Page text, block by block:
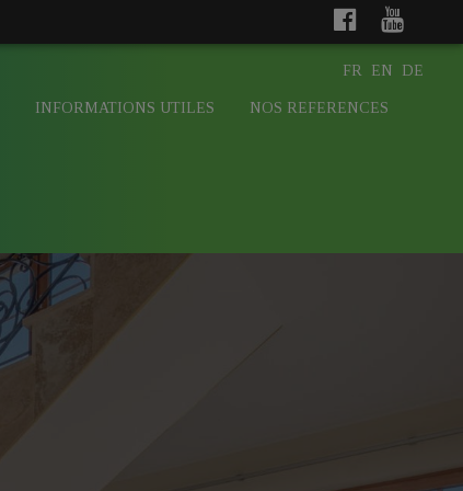
INFORMATIONS UTILES NOS REFERENCES
FR EN DE